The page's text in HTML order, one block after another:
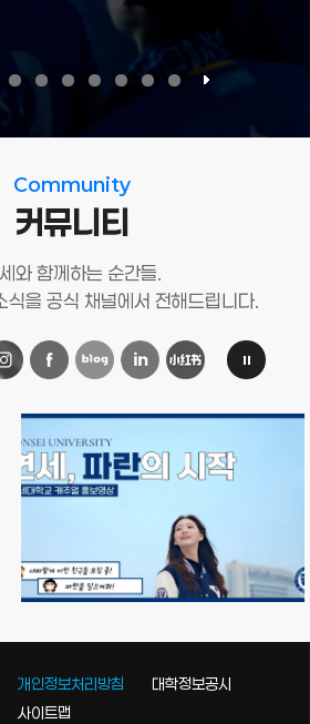
Community
커뮤니티
와 함께하는 순간들.
식을 공식 채널에서 전해드립니다.
개인정보처리방침
대학정보공시
사이트맵